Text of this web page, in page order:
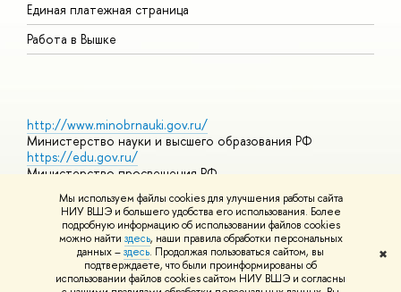
Мы используем файлы cookies для улучшения работы сайта
НИУ ВШЭ и большего удобства его использования. Более
подробную информацию об использовании файлов cookies
можно найти здесь, наши правила обработки персональных
данных –здесь. Продолжая пользоваться сайтом, вы
подтверждаете, что были проинформированы об
использовании файлов cookies сайтом НИУ ВШЭ и согласны
✖
Единая платежная страница
Работа в Вышке
http://www.minobrnauki.gov.ru/
Министерство науки и высшего образования РФ
https://edu.gov.ru/
Министерство просвещения РФ
https://elearning.hse.ru/mooc
Массовые открытые онлайн-курсы
© НИУ ВШЭ 1993–2026 Адреса и контактыУсловия
использования материалов Политика конфиденциальности